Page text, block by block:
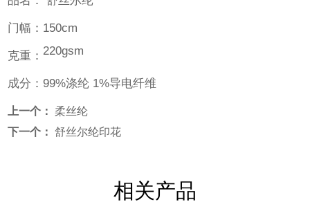
门幅：150cm
克重： 220gsm
成分：99%涤纶 1%导电纤维
上一个：
柔丝纶
下一个：
舒丝尔纶印花
相关产品